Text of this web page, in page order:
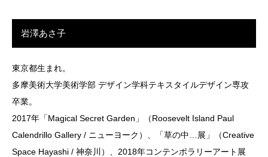
岩澤あさ子
東京都生まれ。
多摩美術大学美術学部 デザイン学科テキスタイルデザイン専攻
卒業。
2017年「Magical Secret Garden」（Roosevelt Island Paul
Calendrillo Gallery / ニューヨーク）、「草の中…展」（Creative
Space Hayashi / 神奈川）、2018年コンテンポラリーアート展